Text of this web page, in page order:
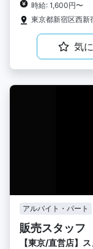
時給: 1,600円〜
東京都新宿区西
気
アルバイト・パート
販売スタッフ
【東京/直営店】